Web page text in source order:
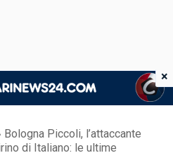
Bologna Piccoli, l’attaccante
di Italiano: le ultime
×